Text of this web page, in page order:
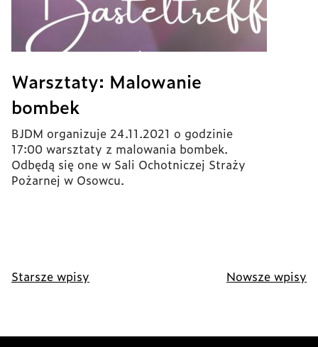
Warsztaty: Malowanie
bombek
BJDM organizuje 24.11.2021 o godzinie
17:00 warsztaty z malowania bombek.
Odbędą się one w Sali Ochotniczej Straży
Pożarnej w Osowcu.
Nawigacja
Starsze wpisy Nowsze wpisy